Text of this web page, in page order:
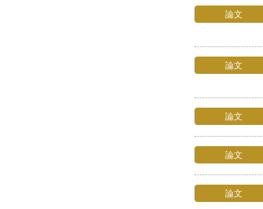
論文
論文
論文
論文
論文